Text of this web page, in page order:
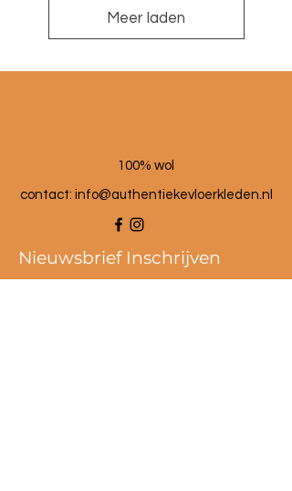
Meer laden
100% wol
contact: info@authentiekevloerkleden.nl
Nieuwsbrief Inschrijven